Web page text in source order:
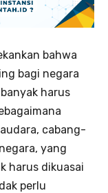
bahwa
bagi negara
harus
cabang-
yang
harus dikuasai
perlu